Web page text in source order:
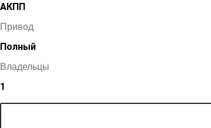
АКПП
Привод
Полный
Владельцы
1